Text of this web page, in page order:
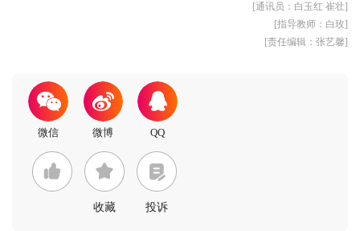
[通讯员：白玉红 崔壮]
[指导教师：白玫]
[责任编辑：张艺馨]
收藏 投诉